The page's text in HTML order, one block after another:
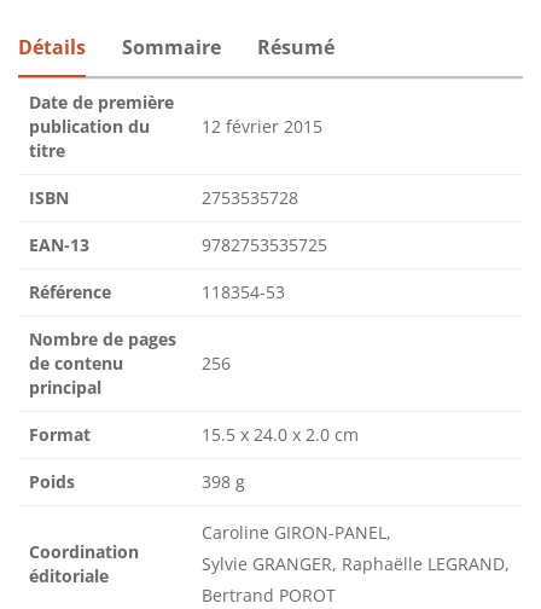
Détails Sommaire Résumé
Date de première
publication du
titre
12 février 2015
ISBN 2753535728
EAN-13 9782753535725
Référence 118354-53
Nombre de pages
de contenu
principal
256
Format 15.5 x 24.0 x 2.0 cm
Poids 398 g
Coordination
éditoriale
Caroline GIRON-PANEL,
Sylvie GRANGER, Raphaëlle LEGRAND,
Bertrand POROT